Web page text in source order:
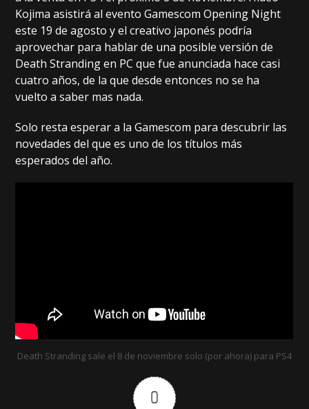
Kojima asistirá al evento Gamescom Opening Night
este 19 de agosto y el creativo japonés podría
aprovechar para hablar de una posible versión de
Death Stranding en PC que fue anunciada hace casi
cuatro años, de la que desde entonces no se ha
vuelto a saber mas nada.
Solo resta esperar a la Gamescom para descubrir las
novedades del que es uno de los títulos más
esperados del año.
Death Stranding sale el 8 de noviembre solo (por ahora) para PS4
0